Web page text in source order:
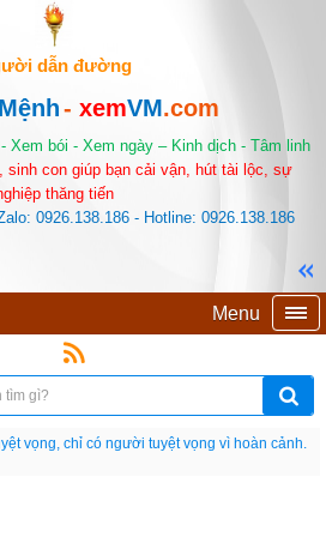
dẫn đường
- xemVM.com
Xem bói - Xem ngày – Kinh dịch - Tâm linh
con giúp bạn cải vận, hút tài lộc, sự
thăng tiến
0926.138.186 - Hotline: 0926.138.186
Menu
cho dù đi vạn dặm đường cũng chỉ là anh đưa